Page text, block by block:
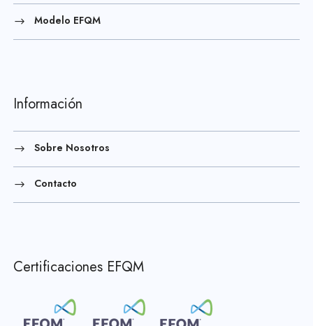
Modelo EFQM
Información
Sobre Nosotros
Contacto
Certificaciones EFQM